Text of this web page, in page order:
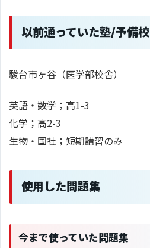
以前通っていた塾/予備校
駿台市ヶ谷（医学部校舎）
英語・数学；高1-3
化学；高2-3
生物・国社；短期講習のみ
使用した問題集
今まで使っていた問題集